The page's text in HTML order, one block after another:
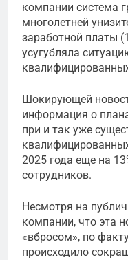
компании система
многолетней
заработной платы
усугубляла
Шокирующей
информация о
при и так уже
2025 года еще на
сотрудников.
Несмотря на
компании, что эта
«вбросом», по
происходило